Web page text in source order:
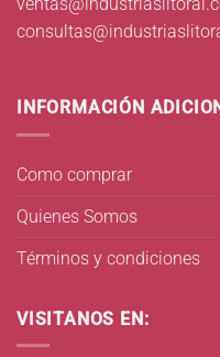
INFORMACIÓN
Como comprar
Quienes Somos
Términos y condiciones
VISITANOS EN: